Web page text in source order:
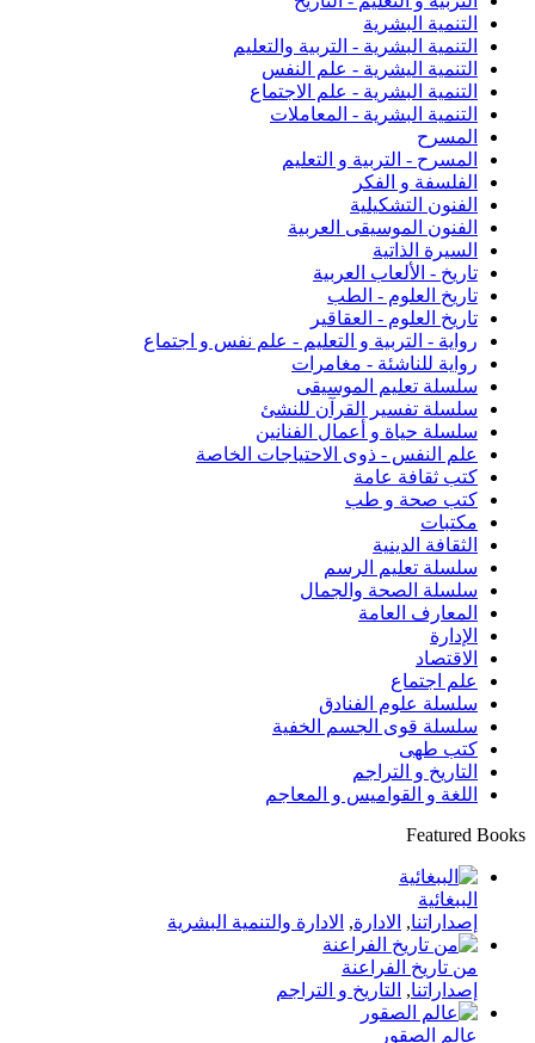
التنمية البشرية
التنمية البشرية - التربية والتعليم
التنمية اليشرية - علم النفس
التنمية البشرية - علم الاجتماع
التنمية البشرية - المعاملات
المسرح
المسرح - التربية و التعليم
الفلسفة و الفكر
الفنون التشكيلية
الفنون الموسيقى العربية
السيرة الذاتية
تاريخ - الألعاب العربية
تاريخ العلوم - الطب
تاريخ العلوم - العقاقير
رواية - التربية و التعليم - علم نفس و اجتماع
رواية للناشئة - مغامرات
سلسلة تعليم الموسيقى
سلسلة تفسير القرآن للنشئ
سلسلة حياة و أعمال الفنانين
علم النفس - ذوى الاحتياجات الخاصة
كتب ثقافة عامة
كتب صحة و طب
مكتبات
الثقافة الدينية
سلسلة تعليم الرسم
سلسلة الصحة والجمال
المعارف العامة
الإدارة
الاقتصاد
علم اجتماع
سلسلة علوم الفنادق
سلسلة قوى الجسم الخفية
كتب طهى
التاريخ و التراجم
اللغة و القواميس و المعاجم
Featured Books
الببغائية
إصداراتنا, الادارة, الادارة والتنمية البشرية
من تاريخ الفراعنة
إصداراتنا, التاريخ و التراجم
عالم الصقور